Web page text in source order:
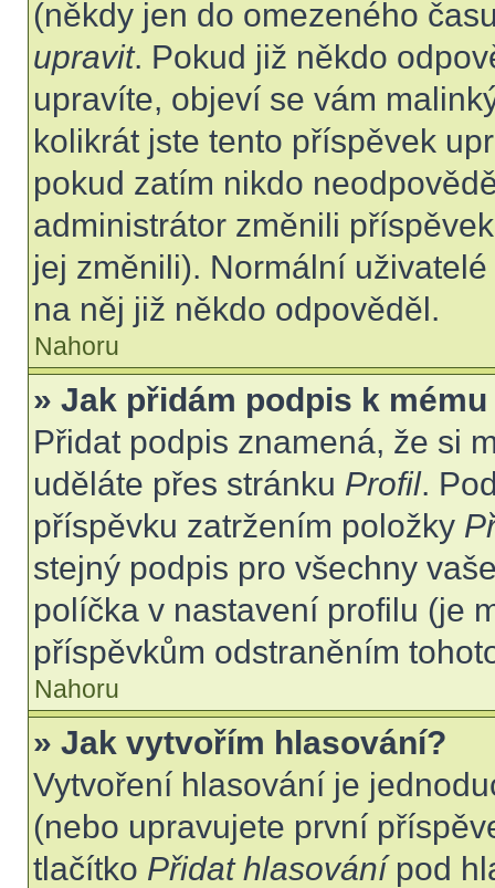
(někdy jen do omezeného
upravit. Pokud již někdo
upravíte, objeví se vám
kolikrát jste tento příspěvek
pokud zatím nikdo
administrátor změnili
jej změnili). Normální
na něj již někdo odpověděl.
Nahoru
» Jak přidám podpis k
Přidat podpis znamená, že si
uděláte přes stránku Profil.
příspěvku zatržením položky
stejný podpis pro všechny
políčka v nastavení profilu (je
příspěvkům odstraněním
Nahoru
» Jak vytvořím hlasování?
Vytvoření hlasování je
(nebo upravujete první
tlačítko Přidat hlasovánípod